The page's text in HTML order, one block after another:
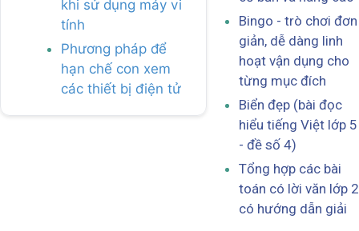
khi sử dụng máy vi
tính
Phương pháp để
hạn chế con xem
các thiết bị điện tử
Bingo - trò chơi đơn
giản, dễ dàng linh
hoạt vận dụng cho
từng mục đích
Biển đẹp (bài đọc
hiểu tiếng Việt lớp 5
- đề số 4)
Tổng hợp các bài
toán có lời văn lớp 2
có hướng dẫn giải